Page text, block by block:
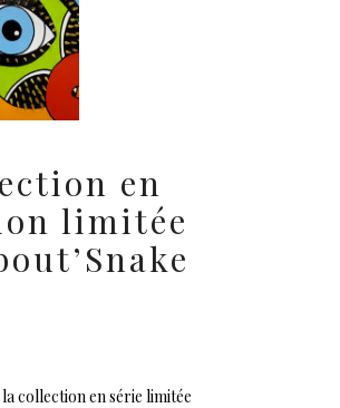
en
limitée
collection en série limitée